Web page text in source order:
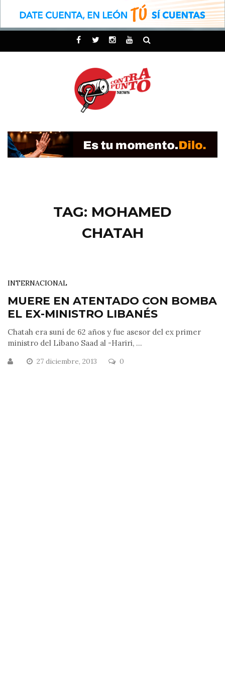
TAG: MOHAMED
CHATAH
INTERNACIONAL
MUERE EN ATENTADO CON BOMBA
EL EX-MINISTRO LIBANÉS
Chatah era suní de 62 años y fue asesor del ex primer
ministro del Líbano Saad al -Hariri, ...
27 diciembre, 2013 0